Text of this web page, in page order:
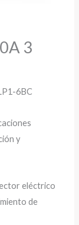
3
6BC
y
eléctrico
de